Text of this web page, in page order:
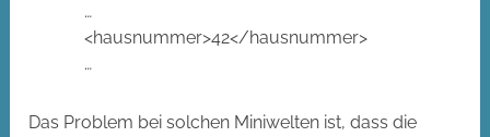
…
<hausnummer>42</hausnummer>
…
Das Problem bei solchen Miniwelten ist, dass die